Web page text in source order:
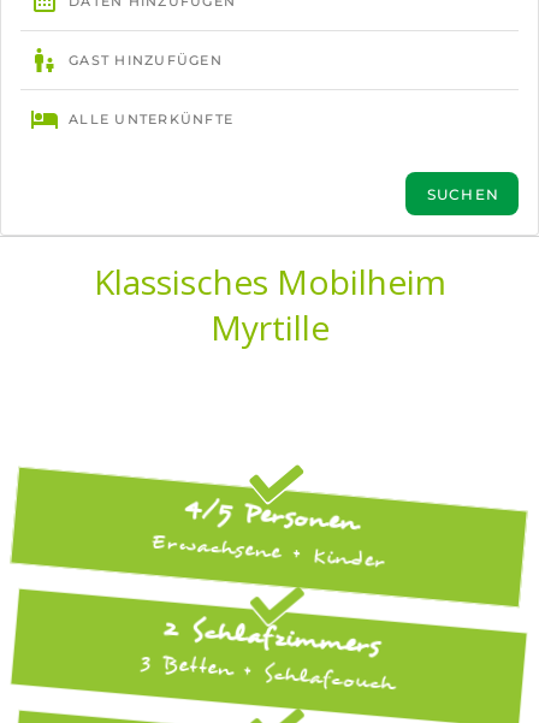
Klassisches Mobilheim
Myrtille
4/5 Personen
Erwachsene + Kinder
2 Schlafzimmers
3 Betten + Schlafcouch